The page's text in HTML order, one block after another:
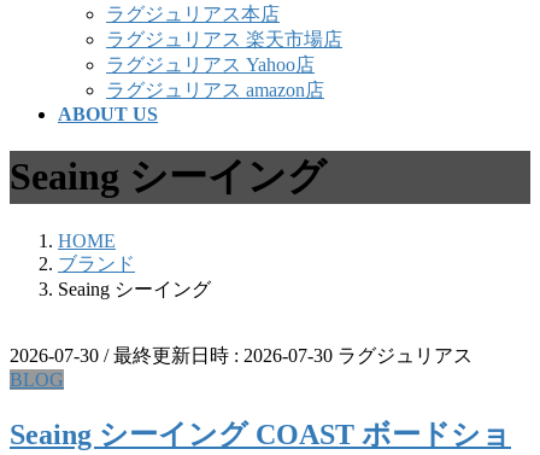
ラグジュリアス本店
ラグジュリアス 楽天市場店
ラグジュリアス Yahoo店
ラグジュリアス amazon店
ABOUT US
Seaing シーイング
HOME
ブランド
Seaing シーイング
2026-07-30 / 最終更新日時 : 2026-07-30 ラグジュリアス
BLOG
Seaing シーイング COAST ボードショ